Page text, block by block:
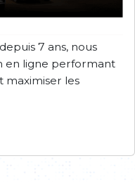
7 ans, nous
en ligne performant
maximiser les